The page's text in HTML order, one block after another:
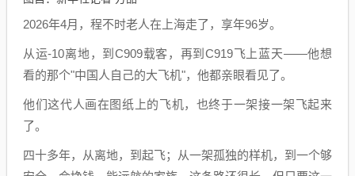
2026年4月，程不时老人在上海走了，享年96岁。
从运-10离地，到C909载客，再到C919飞上蓝天——他想
看的那个"中国人自己的大飞机"，他都亲眼看见了。
他们这代人画在图纸上的飞机，也终于一架接一架飞起来
了。
四十多年，从离地，到起飞；从一架孤独的样机，到一个够